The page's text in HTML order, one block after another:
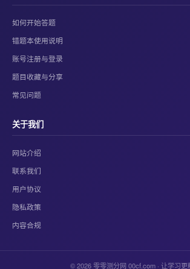
如何开始答题
错题本使用说明
账号注册与登录
题目收藏与分享
常见问题
关于我们
网站介绍
联系我们
用户协议
隐私政策
内容合规
© 2026 零零测分网 00cf.com · 让学习更